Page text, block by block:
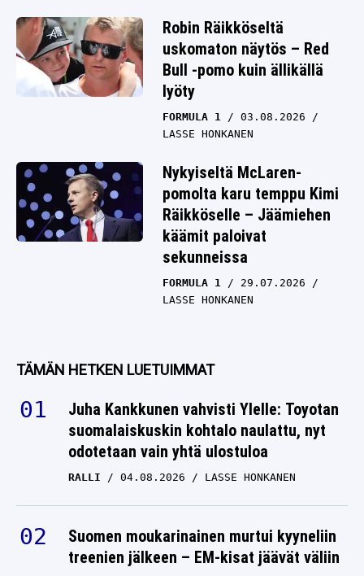
Robin Räikköseltä
uskomaton näytös – Red
Bull -pomo kuin ällikällä
lyöty
FORMULA 1
03.08.2026
LASSE HONKANEN
Nykyiseltä McLaren-
pomolta karu temppu Kimi
Räikköselle – Jäämiehen
käämit paloivat
sekunneissa
FORMULA 1
29.07.2026
LASSE HONKANEN
TÄMÄN HETKEN LUETUIMMAT
Juha Kankkunen vahvisti Ylelle: Toyotan
suomalaiskuskin kohtalo naulattu, nyt
odotetaan vain yhtä ulostuloa
RALLI 04.08.2026 LASSE HONKANEN
Suomen moukarinainen murtui kyyneliin
treenien jälkeen – EM-kisat jäävät väliin